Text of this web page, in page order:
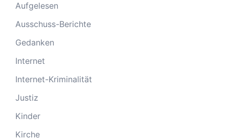
Aufgelesen
Ausschuss-Berichte
Gedanken
Internet
Internet-Kriminalität
Justiz
Kinder
Kirche